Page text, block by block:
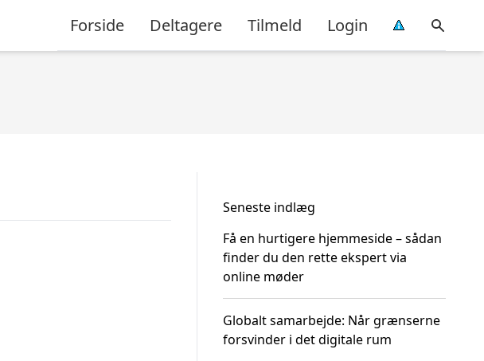
Forside Deltagere Tilmeld Login
Seneste indlæg
Få en hurtigere hjemmeside – sådan
finder du den rette ekspert via
online møder
Globalt samarbejde: Når grænserne
forsvinder i det digitale rum